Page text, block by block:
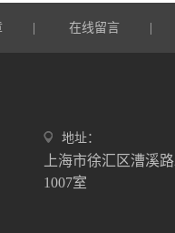
在线留言
地址：
上海市徐汇区漕溪
1007室